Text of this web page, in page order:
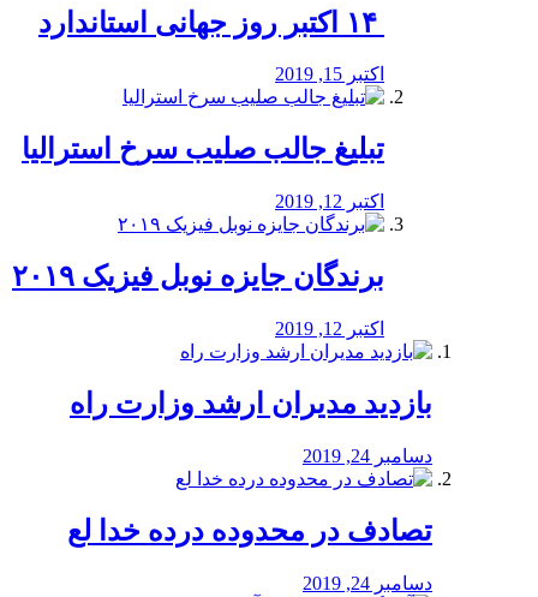
اکتبر 15, 2019
تبلیغ جالب صلیب سرخ استرالیا
اکتبر 12, 2019
برندگان جایزه نوبل فیزیک ۲۰۱۹
اکتبر 12, 2019
بازدید مدیران ارشد وزارت راه
دسامبر 24, 2019
تصادف در محدوده درده خدا لع
دسامبر 24, 2019